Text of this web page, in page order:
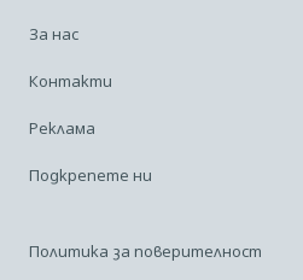
За нас
Контакти
Реклама
Подкрепете ни
Политика за поверителност